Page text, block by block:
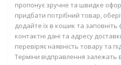
пропонує зручне та швидке
придбати потрібний товар,
додайте їх в кошик та
контактні дані та адресу
перевіряє наявність товару та
Терміни відправлення залежать